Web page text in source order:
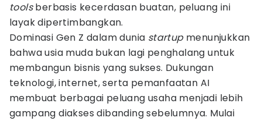
toolsberbasis kecerdasan buatan, peluang ini
layak dipertimbangkan.
Dominasi Gen Z dalam dunia startupmenunjukkan
bahwa usia muda bukan lagi penghalang untuk
membangun bisnis yang sukses. Dukungan
teknologi, internet, serta pemanfaatan AI
membuat berbagai peluang usaha menjadi lebih
gampang diakses dibanding sebelumnya. Mulai